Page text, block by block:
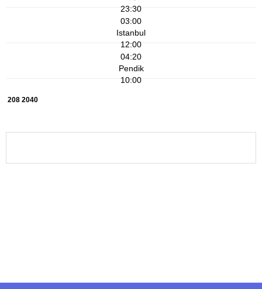
23:30
03:00
Istanbul
12:00
04:20
Pendik
10:00
208 2040